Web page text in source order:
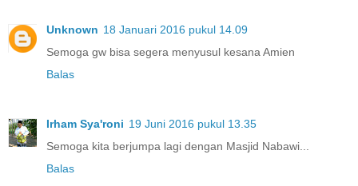
Unknown 18 Januari 2016 pukul 14.09
Semoga gw bisa segera menyusul kesana Amien
Balas
Irham Sya'roni 19 Juni 2016 pukul 13.35
Semoga kita berjumpa lagi dengan Masjid Nabawi...
Balas